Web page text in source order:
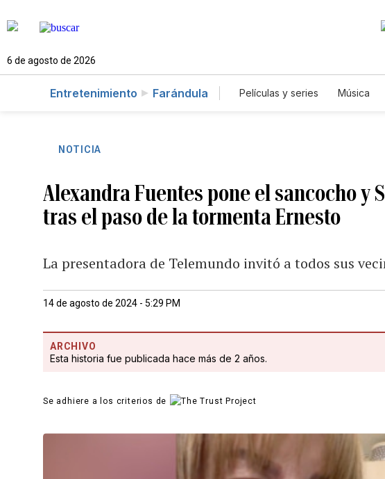
6 de agosto de 2026
Entretenimiento Farándula Películas y series Música
NOTICIA
Alexandra Fuentes pone el sancocho y
tras el paso de la tormenta Ernesto
La presentadora de Telemundo invitó a todos sus
14 de agosto de 2024 - 5:29 PM
ARCHIVO
Esta historia fue publicada hace más de 2 años.
Se adhiere a los criterios de